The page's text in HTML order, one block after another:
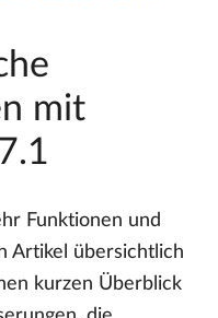
mit
Funktionen und
Artikel übersichtlich
kurzen Überblick